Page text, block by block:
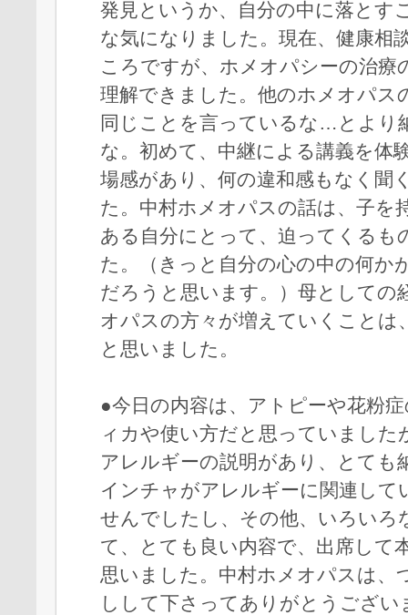
発見というか、自分の中に落とす
な気になりました。現在、健康相
ころですが、ホメオパシーの治療
理解できました。他のホメオパス
同じことを言っているな…とより
な。初めて、中継による講義を体
場感があり、何の違和感もなく聞
た。中村ホメオパスの話は、子を
ある自分にとって、迫ってくるも
た。（きっと自分の心の中の何か
だろうと思います。）母としての
オパスの方々が増えていくことは
と思いました。
●今日の内容は、アトピーや花粉
ィカや使い方だと思っていました
アレルギーの説明があり、とても
インチャがアレルギーに関連して
せんでしたし、その他、いろいろ
て、とても良い内容で、出席して
思いました。中村ホメオパスは、
しして下さってありがとうござい